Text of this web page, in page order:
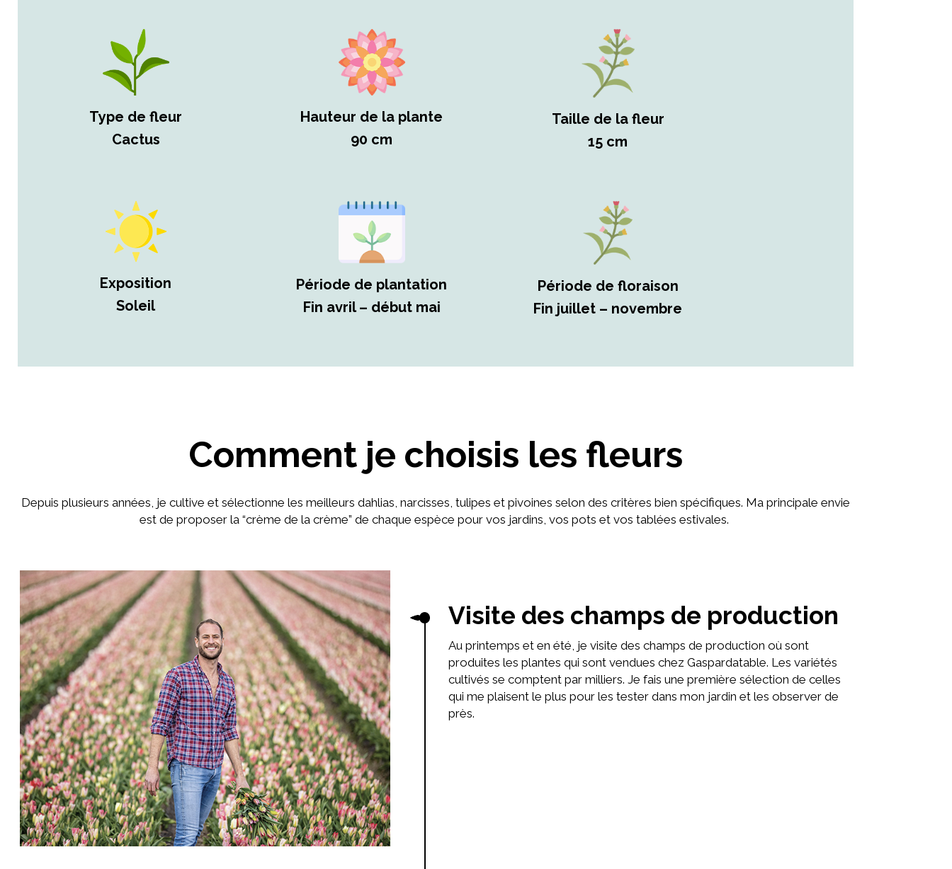
Type de fleur
Cactus
Hauteur de la plante
90 cm
Taille de la fleur
15 cm
Exposition
Soleil
Période de plantation
Fin avril – début mai
Période de floraison
Fin juillet – novembre
Comment je choisis les fleurs
Depuis plusieurs années, je cultive et sélectionne les meilleurs dahlias, narcisses, tulipes et pivoines selon des critères bien spécifiques. Ma principale envie
est de proposer la “crème de la crème” de chaque espèce pour vos jardins, vos pots et vos tablées estivales.
Visite des champs de production
Au printemps et en été, je visite des champs de production où sont
produites les plantes qui sont vendues chez Gaspardatable. Les variétés
cultivés se comptent par milliers. Je fais une première sélection de celles
qui me plaisent le plus pour les tester dans mon jardin et les observer de
près.